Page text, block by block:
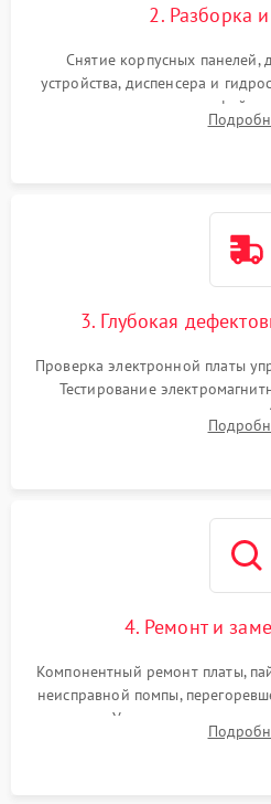
2. Разборка
Снятие корпусных панелей,
устройства, диспенсера и
внутренних узлов от
Промывка дренажных каналов и
3. Глубокая
Проверка электронной платы
Тестирование
температуры и расходомера.
жерновов кофемолки,
4. Ремонт и
Компонентный ремонт платы,
неисправной помпы,
жерновов. Установка новых
ring) и тефлоновых трубок